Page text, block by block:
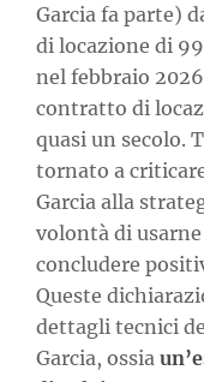
Garcia fa parte)
di locazione di
nel febbraio
contratto di
quasi un secolo.
tornato a
Garcia alla
volontà di
concludere
Queste
dettagli tecnici
Garcia, ossia